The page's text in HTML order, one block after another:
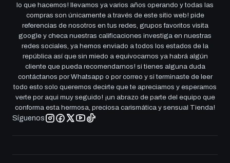
lo que hacemos! llevamos ya varios años operando y todas las
compras son únicamente a través de este sitio web! pide
referencias de nosotros en tus redes, grupos favoritos visita
google y checa nuestras calificaciones investiga en nuestras
redes sociales, ya hemos enviado a todos los estados de la
república así que sin miedo a equivocarnos ya habrá algún
cliente que pueda recomendarnos! si tienes alguna duda
contáctanos por Whatsapp o por correo y si terminaste de leer
todo esto solo queremos decirte que te apreciamos y esperamos
verte por aqui muy seguido! ¡un abrazo de parte del equipo que
conforma esta hermosa, preciosa carismática y sensual Tienda!
Síguenos